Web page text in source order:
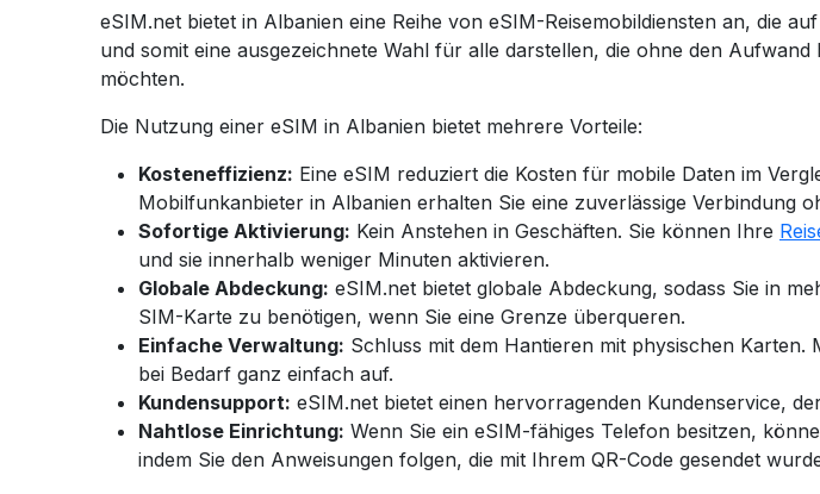
eSIM.net bietet in Albanien eine Reihe von eSIM-Reisemobildiensten an, die
und somit eine ausgezeichnete Wahl für alle darstellen, die ohne den
möchten.
Die Nutzung einer eSIM in Albanien bietet mehrere Vorteile:
Kosteneffizienz: Eine eSIM reduziert die Kosten für mobile Daten im
Mobilfunkanbieter in Albanien erhalten Sie eine zuverlässige Verbindung
Sofortige Aktivierung: Kein Anstehen in Geschäften. Sie können Ihre
und sie innerhalb weniger Minuten aktivieren.
Globale Abdeckung: eSIM.net bietet globale Abdeckung, sodass Sie in
SIM-Karte zu benötigen, wenn Sie eine Grenze überqueren.
Einfache Verwaltung: Schluss mit dem Hantieren mit physischen
bei Bedarf ganz einfach auf.
Kundensupport: eSIM.net bietet einen hervorragenden Kundenservice,
Nahtlose Einrichtung: Wenn Sie ein eSIM-fähiges Telefon besitzen,
indem Sie den Anweisungen folgen, die mit Ihrem QR-Code gesendet